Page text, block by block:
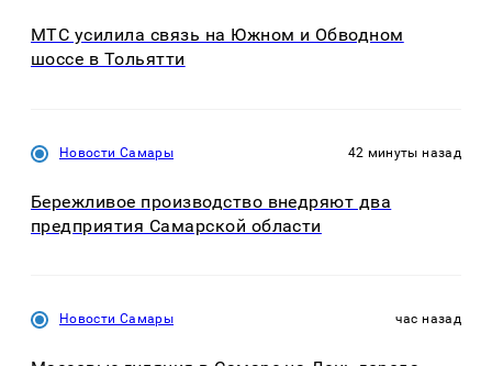
МТС усилила связь на Южном и Обводном
шоссе в Тольятти
Новости Самары 42 минуты назад
Бережливое производство внедряют два
предприятия Самарской области
Новости Самары час назад